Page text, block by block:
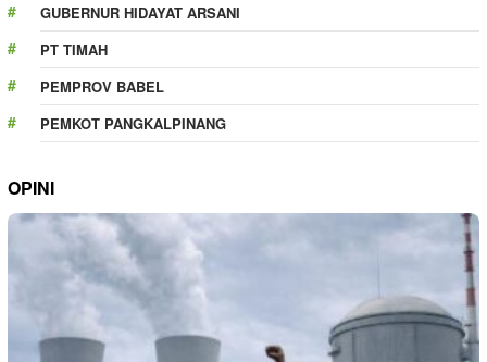
GUBERNUR HIDAYAT ARSANI
PT TIMAH
PEMPROV BABEL
PEMKOT PANGKALPINANG
OPINI